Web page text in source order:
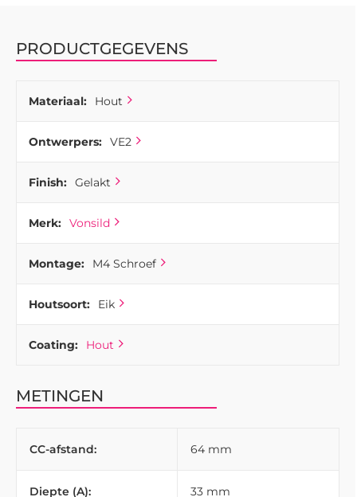
PRODUCTGEGEVENS
Materiaal: Hout
Ontwerpers: VE2
Finish: Gelakt
Merk: Vonsild
Montage: M4 Schroef
Houtsoort: Eik
Coating: Hout
METINGEN
CC-afstand: 64 mm
Diepte (A): 33 mm